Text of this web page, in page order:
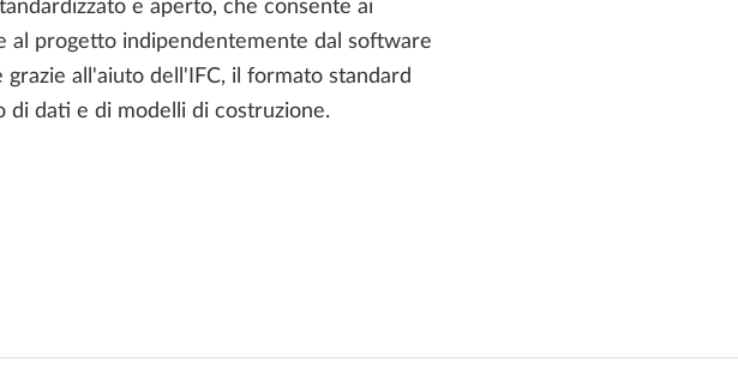
e aperto, che consente ai
al progetto indipendentemente dal software
grazie all'aiuto dell'IFC, il formato standard
di dati e di modelli di costruzione.